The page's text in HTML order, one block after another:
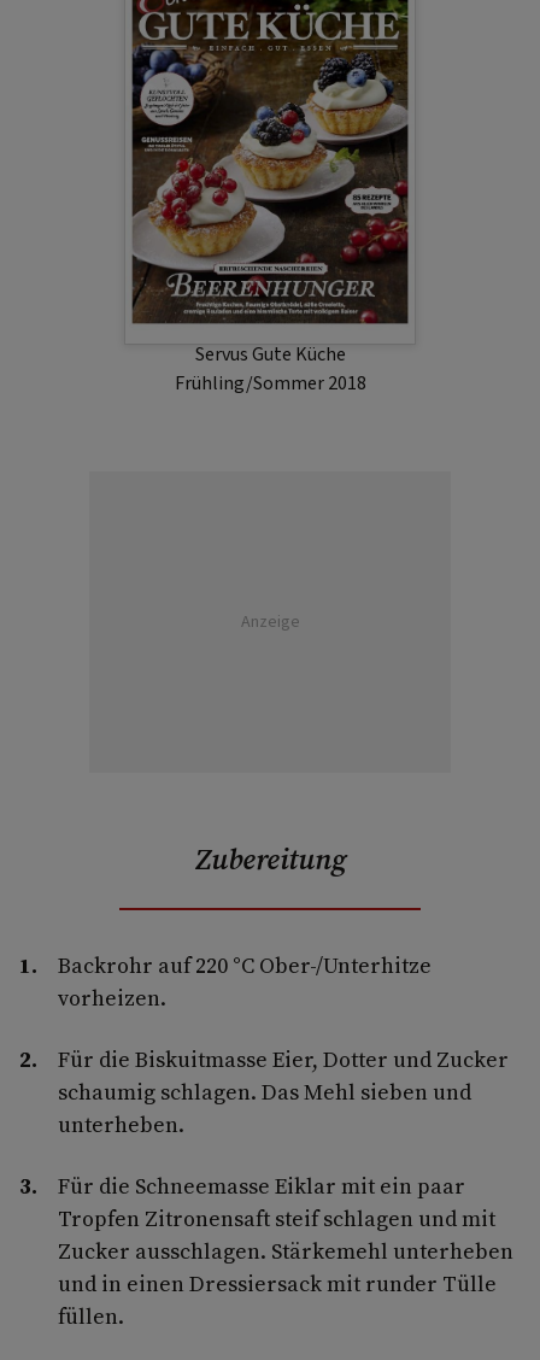
Servus Gute Küche
Frühling/Sommer 2018
Anzeige
Zubereitung
Backrohr auf 220 °C Ober-/Unterhitze
vorheizen.
Für die Biskuitmasse Eier, Dotter und Zucker
schaumig schlagen. Das Mehl sieben und
unterheben.
Für die Schneemasse Eiklar mit ein paar
Tropfen Zitronensaft steif schlagen und mit
Zucker ausschlagen. Stärkemehl unterheben
und in einen Dressiersack mit runder Tülle
füllen.